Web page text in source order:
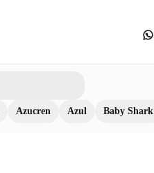
Azucren Azul Baby Shark